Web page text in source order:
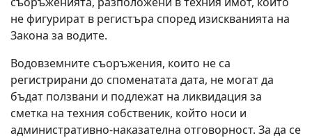
не фигурират в регистъра според изискванията на
Закона за водите.
Водовземните съоръжения, които не са
регистрирани до споменатата дата, не могат да
бъдат ползвани и подлежат на ликвидация за
сметка на техния собственик, който носи и
административно-наказателна отговорност. За да се